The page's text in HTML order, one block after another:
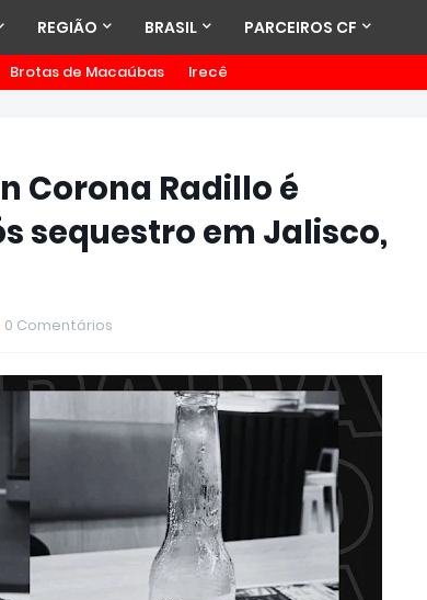
REGIÃO BRASIL PARCEIROS CF
Brotas de Macaúbas Irecê
Corona Radillo é
sequestro em Jalisco,
0 Comentários